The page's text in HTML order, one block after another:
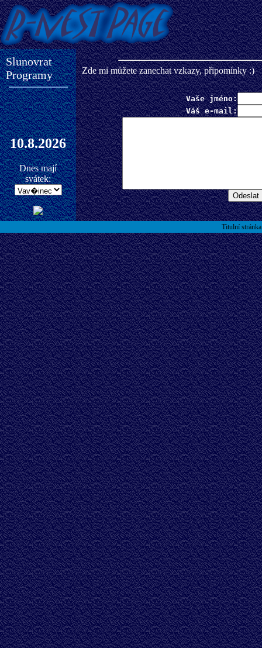
Slunovrat
Programy
10.8.2026
Dnes mají
svátek:
Zde mi můžete zanechat vzkazy, připomínky :)
Vaše jméno:
Váš e-mail:
Titulní stránka